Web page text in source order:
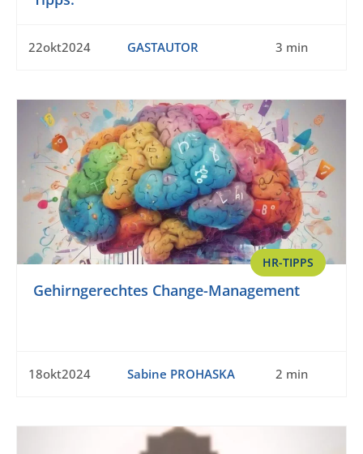
22okt2024 GASTAUTOR 3 min
HR-TIPPS
Gehirngerechtes Change-Management
18okt2024 Sabine PROHASKA 2 min